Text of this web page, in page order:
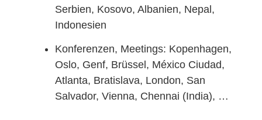
Serbien, Kosovo, Albanien, Nepal,
Indonesien
Konferenzen, Meetings: Kopenhagen,
Oslo, Genf, Brüssel, México Ciudad,
Atlanta, Bratislava, London, San
Salvador, Vienna, Chennai (India), …